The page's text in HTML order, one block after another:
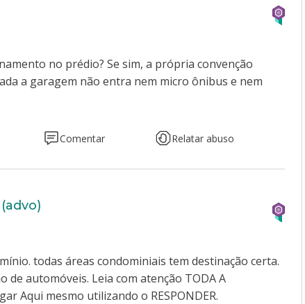
no prédio? Se sim, a própria convenção
a garagem não entra nem micro ônibus e nem
Comentar Relatar abuso
todas áreas condominiais tem destinação certa.
de automóveis. Leia com atenção TODA A
Aqui mesmo utilizando o RESPONDER.